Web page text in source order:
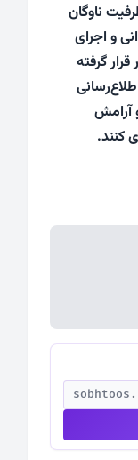
ناوگان
و اجرای
گرفته
آرامش
کنند.